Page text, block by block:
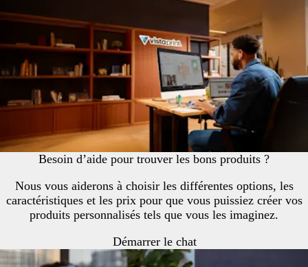
Besoin d’aide pour trouver les bons produits ?
Nous vous aiderons à choisir les différentes options, les
caractéristiques et les prix pour que vous puissiez créer vos
produits personnalisés tels que vous les imaginez.
Démarrer le chat